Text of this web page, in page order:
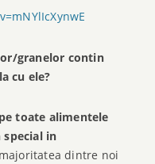
granelor contin
cu ele?
toate alimentele
special in
dintre noi